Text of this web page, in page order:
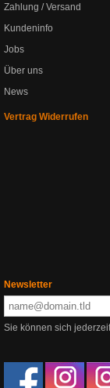
Zahlung / Versand
Kundeninfo
Jobs
Über uns
News
Vertrag Widerrufen
Newsletter
Sie können sich